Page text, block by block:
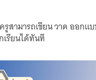
สามารถเขียน วาด ออก
เรียนได้ทันที